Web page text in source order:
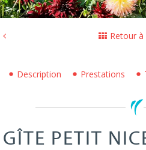
Retour à
Description Prestations
GÎTE PETIT